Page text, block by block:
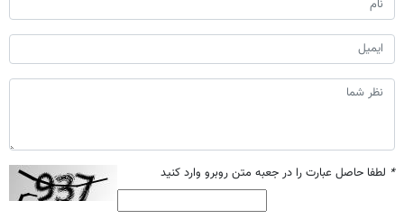
* لطفا حاصل عبارت را در جعبه متن روبرو وارد کنید